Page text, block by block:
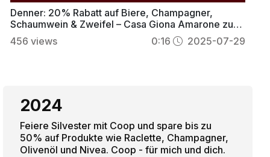
Denner: 20% Rabatt auf Biere, Champagner,
Schaumwein & Zweifel – Casa Giona Amarone zum
halben Preis
456 views 0:16 2025-07-29
2024
Feiere Silvester mit Coop und spare bis zu
50% auf Produkte wie Raclette, Champagner,
Olivenöl und Nivea. Coop - für mich und dich.